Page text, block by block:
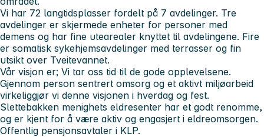
Vi har 72 langtidsplasser fordelt på 7 avdelinger. Tre
avdelinger er skjermede enheter for personer med
demens og har fine utearealer knyttet til avdelingene. Fire
er somatisk sykehjemsavdelinger med terrasser og fin
utsikt over Tveitevannet.
Vår visjon er; Vi tar oss tid til de gode opplevelsene.
Gjennom person sentrert omsorg og et aktivt miljøarbeid
virkeliggjør vi denne visjonen i hverdag og fest.
Slettebakken menighets eldresenter har et godt renomme,
og er kjent for å være aktiv og engasjert i eldreomsorgen.
Offentlig pensjonsavtaler i KLP.